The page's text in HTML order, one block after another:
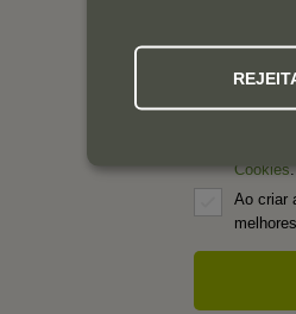
Cookies.
Ao criar